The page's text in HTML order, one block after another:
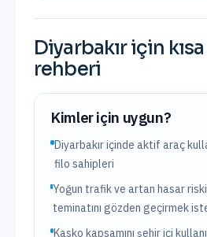
Diyarbakıriçin
rehberi
Kimler için uygun?
Diyarbakır içinde aktif araç
filo sahipleri
Yoğun trafik ve artan hasar
teminatını gözden geçirmek
Kasko kapsamını şehir içi